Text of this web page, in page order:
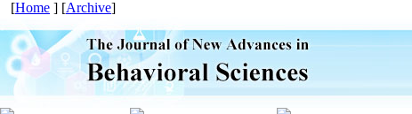
[Home ] [Archive]